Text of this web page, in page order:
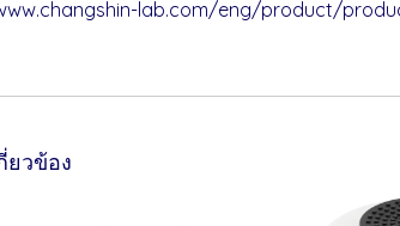
lab.com/eng/product/
ยวข้อง